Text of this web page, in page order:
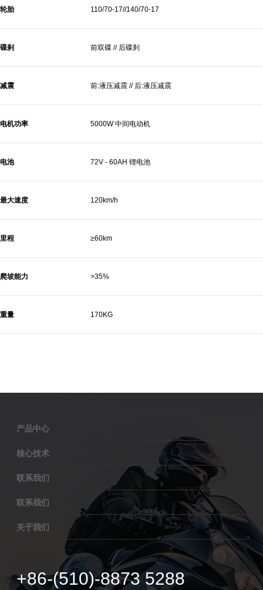
轮胎 110/70-17//140/70-17
碟刹 前双碟 // 后碟刹
减震 前:液压减震 // 后:液压减震
电机功率 5000W 中间电动机
电池 72V - 60AH 锂电池
最大速度 120km/h
里程 ≥60km
爬坡能力 >35%
重量 170KG
产品中心
核心技术
联系我们
联系我们
关于我们
+86-(510)-8873 5288